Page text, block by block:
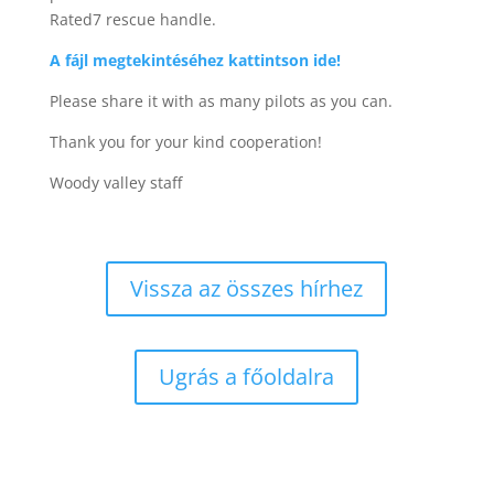
Rated7 rescue handle.
A fájl megtekintéséhez kattintson ide!
Please share it with as many pilots as you can.
Thank you for your kind cooperation!
Woody valley staff
Vissza az összes hírhez
Ugrás a főoldalra